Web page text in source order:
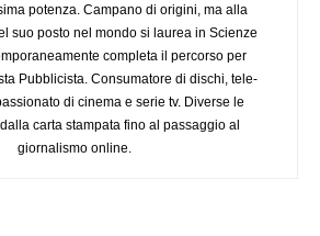
potenza. Campano di origini, ma alla
suo posto nel mondo si laurea in Scienze
completa il percorso per
Pubblicista. Consumatore di dischi, tele-
di cinema e serie tv. Diverse le
carta stampata fino al passaggio al
giornalismo online.